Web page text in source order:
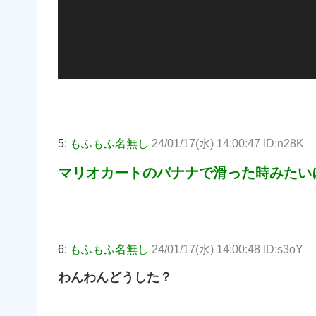
5: もふもふ名無し 24/01/17(水) 14:00:47 ID:n28K
マリオカートのバナナで滑った時みたい
6: もふもふ名無し 24/01/17(水) 14:00:48 ID:s3oY
わんわんどうした？